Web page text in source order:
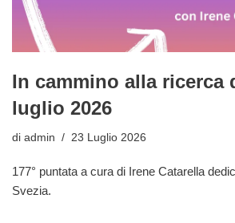
In cammino alla ricerca
luglio 2026
di admin 23 Luglio 2026
177° puntata a cura di Irene Catarella
Svezia.